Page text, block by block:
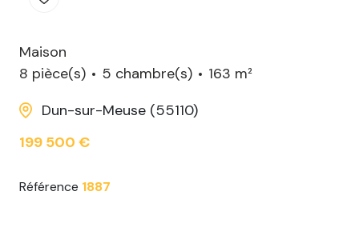
Maison
8 pièce(s)
5 chambre(s)
163 m²
Dun-sur-Meuse (55110)
199 500 €
Référence 1887